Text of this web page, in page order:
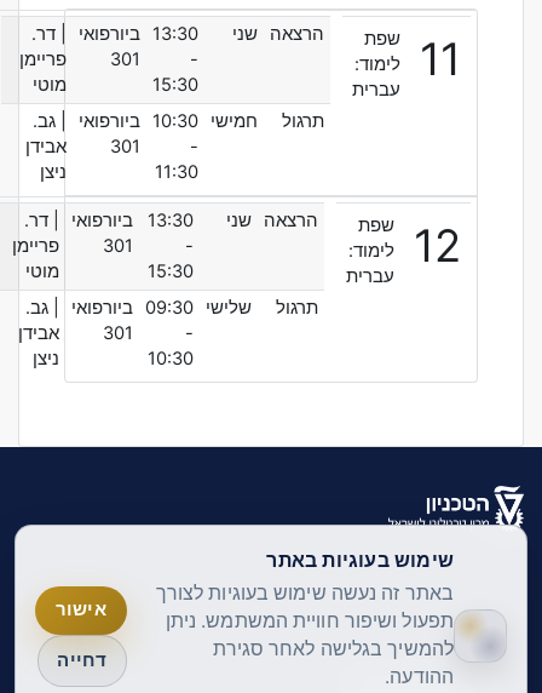
11
שפת
לימוד:
עברית
הרצאה שני
13:30
-
15:30
ביורפואי
301
| דר.
פריימן
מוטי
תרגול
חמישי
10:30
-
11:30
ביורפואי
301
| גב.
אבידן
ניצן
12
שפת
לימוד:
עברית
הרצאה שני
13:30
-
15:30
ביורפואי
301
| דר.
פריימן
מוטי
תרגול
שלישי
09:30
-
10:30
ביורפואי
301
| גב.
אבידן
ניצן
English ‎(en)‎
מדיניות הפרטיות
שימוש בעוגיות באתר
באתר זה נעשה שימוש בעוגיות לצורך
תפעול ושיפור חוויית המשתמש. ניתן
להמשיך בגלישה לאחר סגירת
ההודעה.
אישור
דחייה